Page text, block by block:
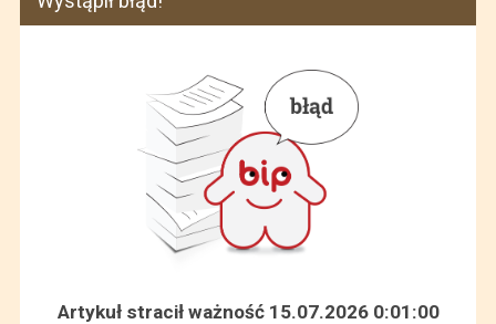
Artykuł stracił ważność 15.07.2026 0:01:00